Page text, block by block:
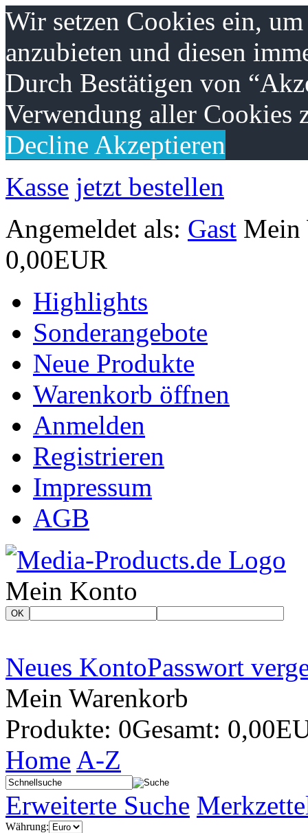
Wir setzen Cookies ein,
anzubieten und diesen
Durch Bestätigen von
Verwendung aller Cookies
Decline Akzeptieren
Kasse jetzt bestellen
Angemeldet als: Gast Mein
0,00EUR
Highlights
Sonderangebote
Neue Produkte
Warenkorb öffnen
Anmelden
Registrieren
Impressum
AGB
Mein Konto
OK
Neues KontoPasswort
Mein Warenkorb
Produkte: 0Gesamt:
Home A-Z
Erweiterte Suche
Währung: